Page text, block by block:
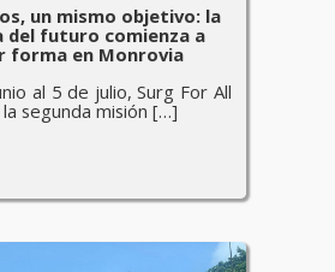
un mismo objetivo: la
del futuro comienza a
forma en Monrovia
al 5 de julio, Surg For All
segunda misión […]